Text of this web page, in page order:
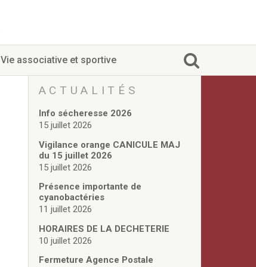
Vie associative et sportive
ACTUALITÉS
Info sécheresse 2026
15 juillet 2026
Vigilance orange CANICULE MAJ
du 15 juillet 2026
15 juillet 2026
Présence importante de
cyanobactéries
11 juillet 2026
HORAIRES DE LA DECHETERIE
10 juillet 2026
Fermeture Agence Postale